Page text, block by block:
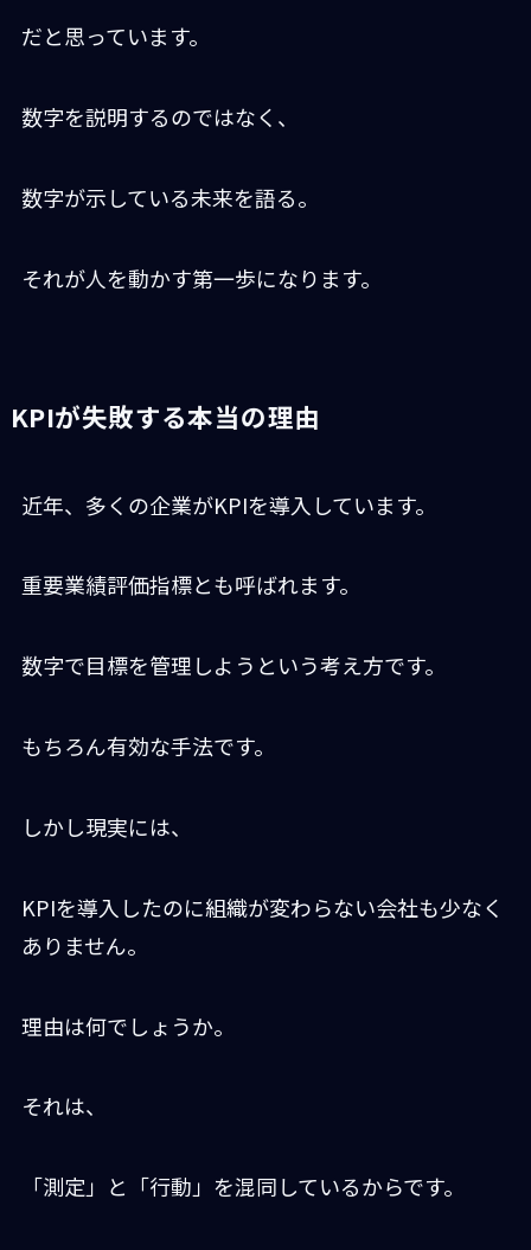
だと思っています。
数字を説明するのではなく、
数字が示している未来を語る。
それが人を動かす第一歩になります。
KPIが失敗する本当の理由
近年、多くの企業がKPIを導入しています。
重要業績評価指標とも呼ばれます。
数字で目標を管理しようという考え方です。
もちろん有効な手法です。
しかし現実には、
KPIを導入したのに組織が変わらない会社も少なく
ありません。
理由は何でしょうか。
それは、
「測定」と「行動」を混同しているからです。